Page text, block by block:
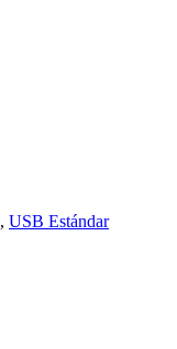
, USB Estándar